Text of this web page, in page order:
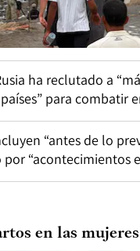
ha reclutado a
para combatir
“antes de lo
“acontecimientos
en las mujeres